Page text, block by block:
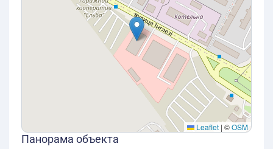
Leaflet | ©OSM
Панорама объекта